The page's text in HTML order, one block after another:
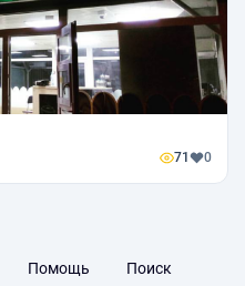
71 0
Помощь Поиск